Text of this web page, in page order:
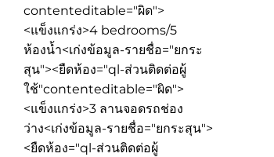
contenteditable="ผิด">
<แข็งแกร่ง>4 bedrooms/5
ห้องน้ำ<เก่งข้อมูล-รายชื่อ="ยกระ
สุน"><ยืดห้อง="ql-ส่วนติดต่อผู้
ใช้"contenteditable="ผิด">
<แข็งแกร่ง>3 ลานจอดรถช่อง
ว่าง<เก่งข้อมูล-รายชื่อ="ยกระสุน">
<ยืดห้อง="ql-ส่วนติดต่อผู้